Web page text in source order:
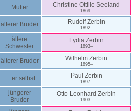
Mutter Christine Ottilie Seeland
1869–
älterer Bruder RudolfZerbin
1892–
ältere
Schwester
Lydia Zerbin
1893–
älterer Bruder Wilhelm Zerbin
1895–
er selbst Paul Zerbin
1897–
jüngerer
Bruder
Otto Leonhard Zerbin
1903–